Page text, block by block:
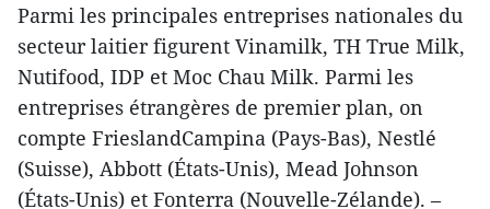
Parmi les principales entreprises nationales du
secteur laitier figurent Vinamilk, TH True Milk,
Nutifood, IDP et Moc Chau Milk. Parmi les
entreprises étrangères de premier plan, on
compte FrieslandCampina (Pays-Bas), Nestlé
(Suisse), Abbott (États-Unis), Mead Johnson
(États-Unis) et Fonterra (Nouvelle-Zélande). –